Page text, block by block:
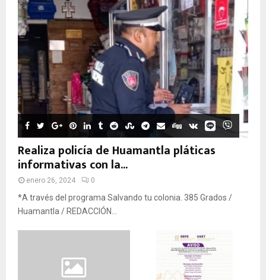
Realiza policía de Huamantla pláticas
informativas con la...
enero 26, 2024 0
*A través del programa Salvando tu colonia. 385 Grados /
Huamantla / REDACCIÓN...